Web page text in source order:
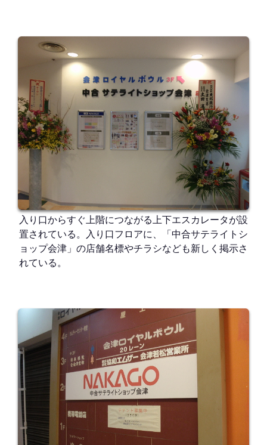
入り口からすぐ上階につながる上下エスカレータが設
置されている。入り口フロアに、「中合サテライトシ
ョップ会津」の店舗名標やチラシなども新しく掲示さ
れている。